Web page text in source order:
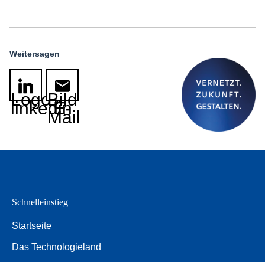
Weitersagen
Logo
linkedin
Bild
E-
Mail
Schnelleinstieg
Startseite
Das Technologieland